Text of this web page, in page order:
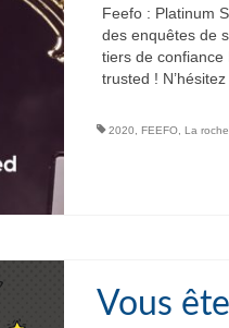
Feefo : Platinum
des enquêtes de
tiers de confiance
trusted !
2020 FEEFO, La
Vous